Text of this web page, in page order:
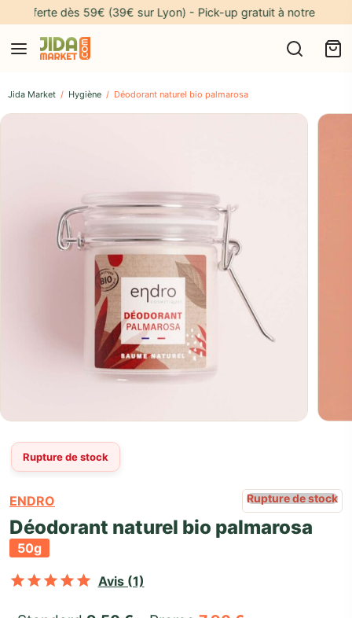
dès 59€ (39€ sur Lyon) - Pick-up gratuit à notre adresse*
Jida Market / Hygiène / Déodorant naturel bio palmarosa
Rupture de stock
ENDRO Rupture de stock
Déodorant naturel bio palmarosa
50g
Notésur 5 basé sur
Avis (1)